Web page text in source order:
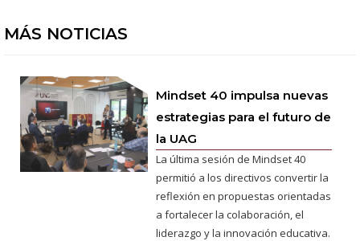
MÁS NOTICIAS
Mindset 40 impulsa nuevas
estrategias para el futuro de
la UAG
La última sesión de Mindset 40
permitió a los directivos convertir la
reflexión en propuestas orientadas
a fortalecer la colaboración, el
liderazgo y la innovación educativa.